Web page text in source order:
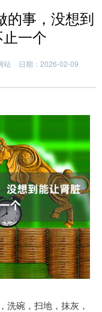
的事，没想到
一个
站
日期：2026-02-09
洗碗，扫地，抹灰，